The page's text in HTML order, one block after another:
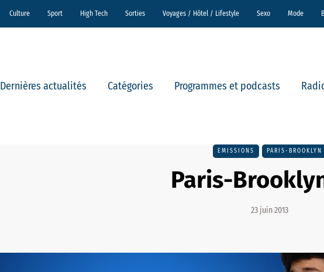
Culture Sport High Tech Sorties Voyages / Hôtel / Lifestyle Sexo Mode
Dernières actualités Catégories Programmes et podcasts
EMISSIONS PARIS-BROOKLYN
Paris-
23 juin 2013